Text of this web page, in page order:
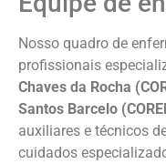
Nosso quadro de
profissionais
Chaves da Rocha
Santos Barcelo
auxiliares e técnicos
cuidados